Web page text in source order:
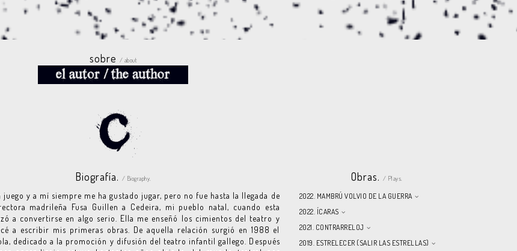
sobre / about
Biografía. / Biography.
juego y a mí siempre me ha gustado jugar, pero no fue hasta la llegada de
madrileña Fusa Guillen a Cedeira, mi pueblo natal, cuando esta
a convertirse en algo serio. Ella me enseñó los cimientos del teatro y
a escribir mis primeras obras. De aquella relación surgió en 1988 el
dedicado a la promoción y difusión del teatro infantil gallego. Después
Obras. / Plays.
2022. MAMBRÚ VOLVIO DE LA GUERRA
2022. ÍCARAS
2021. CONTRARRELOJ
2019. ESTRELECER (SALIR LAS ESTRELLAS)